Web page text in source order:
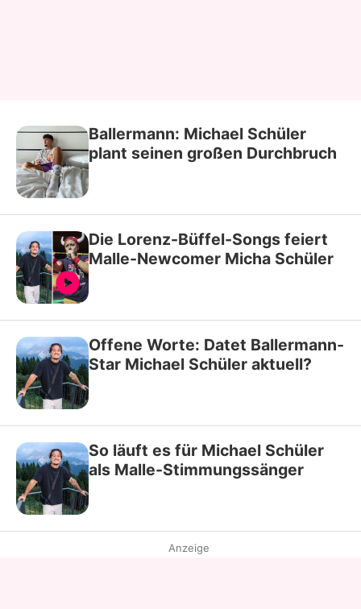
Ballermann: Michael Schüler
plant seinen großen Durchbruch
Die Lorenz-Büffel-Songs feiert
Malle-Newcomer Micha Schüler
Offene Worte: Datet Ballermann-
Star Michael Schüler aktuell?
So läuft es für Michael Schüler
als Malle-Stimmungssänger
Anzeige